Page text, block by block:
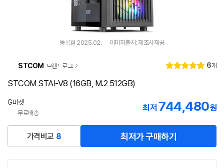
등록월 2025.02. 이미지출처: 제조사제공
STCOM 브랜드로그
별
5.
리
6개
STCOM STAI-V8 (16GB, M.2 512GB)
G마켓
무료배송
최저 744,480원
가격비교 8 최저가 구매하기